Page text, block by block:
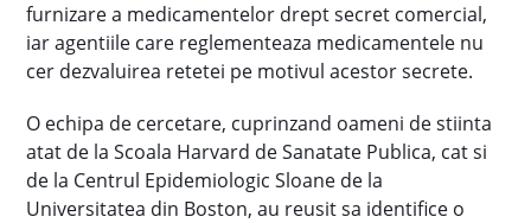
furnizare a medicamentelor drept secret comercial,
iar agentiile care reglementeaza medicamentele nu
cer dezvaluirea retetei pe motivul acestor secrete.
O echipa de cercetare, cuprinzand oameni de stiinta
atat de la Scoala Harvard de Sanatate Publica, cat si
de la Centrul Epidemiologic Sloane de la
Universitatea din Boston, au reusit sa identifice o